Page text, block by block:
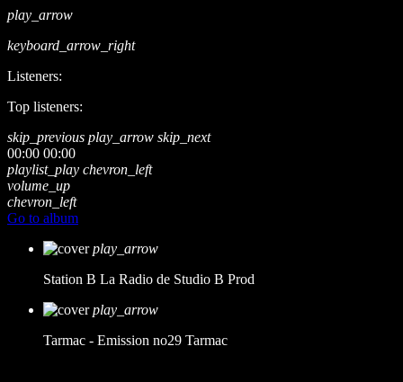
play_arrow
keyboard_arrow_right
Listeners:
Top listeners:
skip_previous play_arrow skip_next
00:00 00:00
playlist_play chevron_left
volume_up
chevron_left
Go to album
play_arrow
Station B La Radio de Studio B Prod
play_arrow
Tarmac - Emission no29 Tarmac